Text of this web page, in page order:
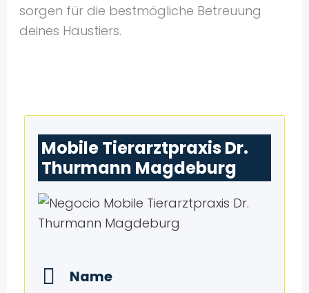
sorgen für die bestmögliche Betreuung
deines Haustiers.
Mobile Tierarztpraxis Dr.
Thurmann Magdeburg
Name